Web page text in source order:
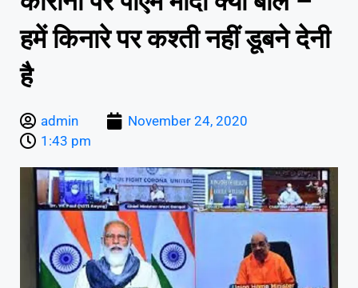
हमें किनारे पर कश्ती नहीं डूबने देनी
है
admin
November 24, 2020
1:43 pm